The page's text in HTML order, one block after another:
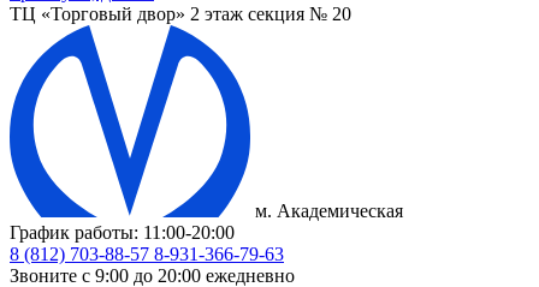
ТЦ «Торговый двор» 2 этаж секция № 20
м. Академическая
График работы: 11:00-20:00
8 (812) 703-88-57 8-931-366-79-63
Звоните с 9:00 до 20:00 ежедневно